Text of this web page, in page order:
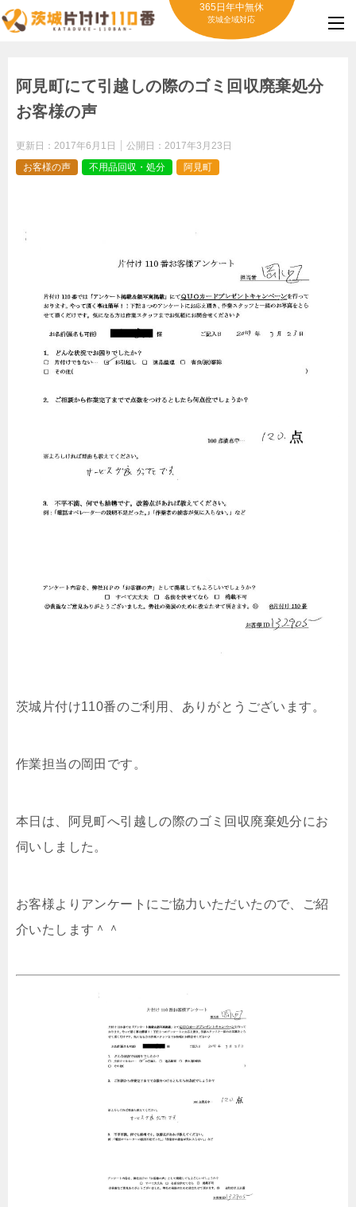
365日年中無休
茨城全域対応
阿見町にて引越しの際のゴミ回収廃棄処分
お客様の声
更新日： 2017年6月1日 公開日： 2017年3月23日
お客様の声
不用品回収・処分 阿見町
茨城片付け110番のご利用、ありがとうございます。
作業担当の岡田です。
本日は、阿見町へ引越しの際のゴミ回収廃棄処分にお
伺いしました。
お客様よりアンケートにご協力いただいたので、ご紹
介いたします＾＾